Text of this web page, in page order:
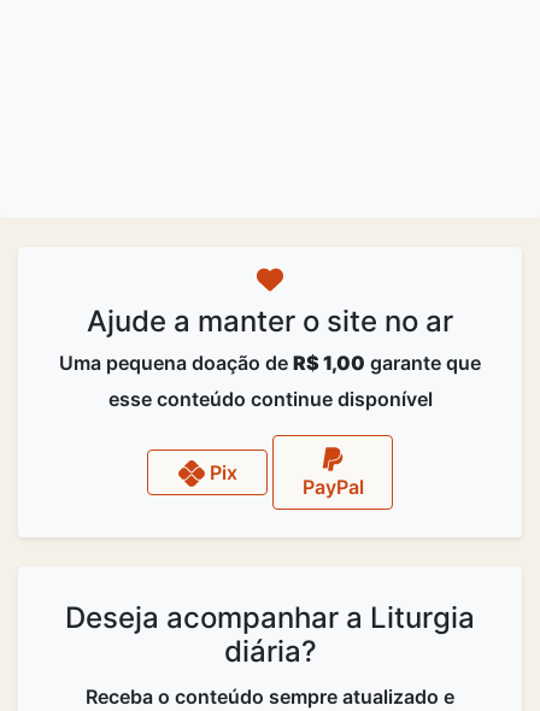
Ajude a manter o site no ar
Uma pequena doação de R$ 1,00 garante que
esse conteúdo continue disponível
Pix
PayPal
Deseja acompanhar a Liturgia
diária?
Receba o conteúdo sempre atualizado e